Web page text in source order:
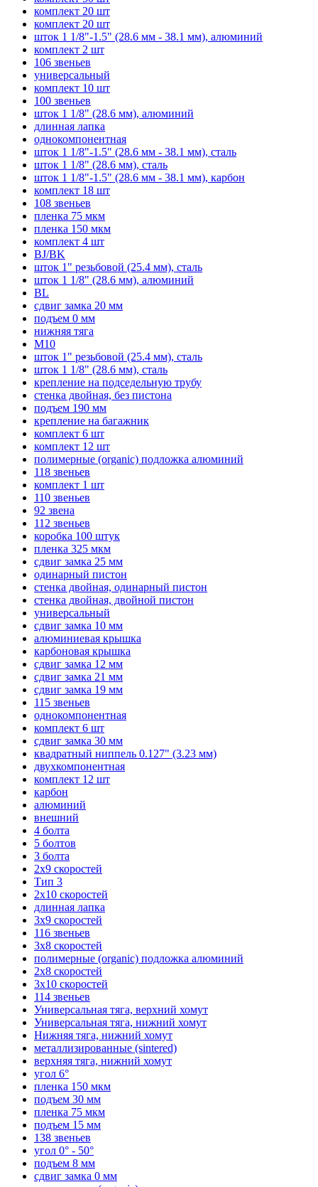
комплект 20 шт
комплект 20 шт
шток 1 1/8"-1.5" (28.6 мм - 38.1 мм), алюминий
комплект 2 шт
106 звеньев
универсальный
комплект 10 шт
100 звеньев
шток 1 1/8" (28.6 мм), алюминий
длинная лапка
однокомпонентная
шток 1 1/8"-1.5" (28.6 мм - 38.1 мм), сталь
шток 1 1/8" (28.6 мм), сталь
шток 1 1/8"-1.5" (28.6 мм - 38.1 мм), карбон
комплект 18 шт
108 звеньев
пленка 75 мкм
пленка 150 мкм
комплект 4 шт
BJ/BK
шток 1" резьбовой (25.4 мм), сталь
шток 1 1/8" (28.6 мм), алюминий
BL
сдвиг замка 20 мм
подъем 0 мм
нижняя тяга
M10
шток 1" резьбовой (25.4 мм), сталь
шток 1 1/8" (28.6 мм), сталь
крепление на подседельную трубу
стенка двойная, без пистона
подъем 190 мм
крепление на багажник
комплект 6 шт
комплект 12 шт
полимерные (organic) подложка алюминий
118 звеньев
комплект 1 шт
110 звеньев
92 звена
112 звеньев
коробка 100 штук
пленка 325 мкм
сдвиг замка 25 мм
одинарный пистон
стенка двойная, одинарный пистон
стенка двойная, двойной пистон
универсальный
сдвиг замка 10 мм
алюминиевая крышка
карбоновая крышка
сдвиг замка 12 мм
сдвиг замка 21 мм
сдвиг замка 19 мм
115 звеньев
однокомпонентная
комплект 6 шт
сдвиг замка 30 мм
квадратный ниппель 0.127" (3.23 мм)
двухкомпонентная
комплект 12 шт
карбон
алюминий
внешний
4 болта
5 болтов
3 болта
2х9 скоростей
Тип 3
2х10 скоростей
длинная лапка
3х9 скоростей
116 звеньев
3х8 скоростей
полимерные (organic) подложка алюминий
2х8 скоростей
3х10 скоростей
114 звеньев
Универсальная тяга, верхний хомут
Универсальная тяга, нижний хомут
Нижняя тяга, нижний хомут
металлизированные (sintered)
верхняя тяга, нижний хомут
угол 6°
пленка 150 мкм
подъем 30 мм
пленка 75 мкм
подъем 15 мм
138 звеньев
угол 0° - 50°
подъем 8 мм
сдвиг замка 0 мм